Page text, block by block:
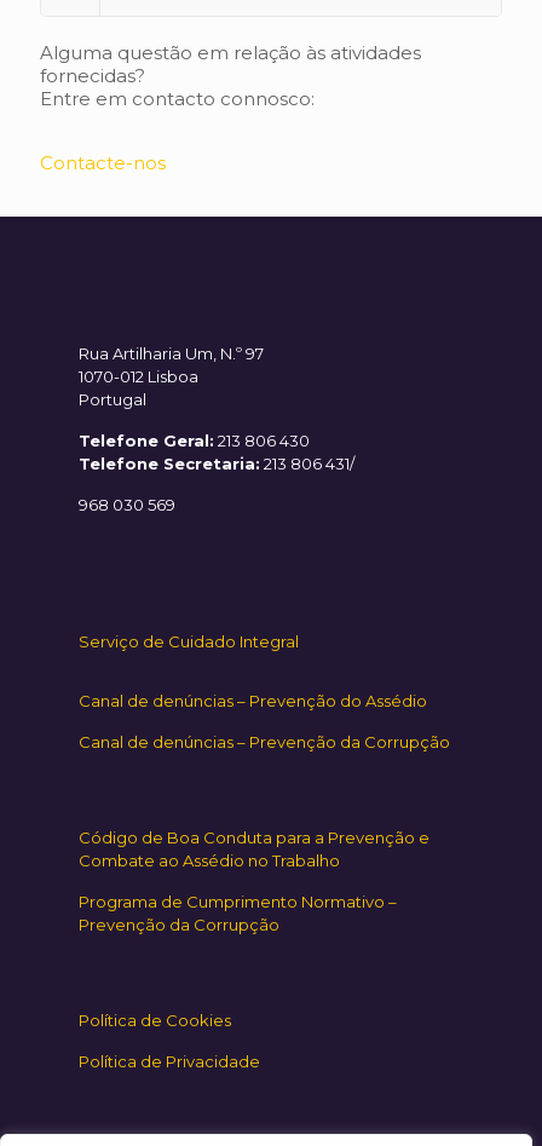
Alguma questão em relação às atividades
fornecidas?
Entre em contacto connosco:
Contacte-nos
Rua Artilharia Um, N.º 97
1070-012 Lisboa
Portugal
Telefone Geral: 213 806 430
Telefone Secretaria: 213 806 431/
968 030 569
Serviço de Cuidado Integral
Canal de denúncias – Prevenção do Assédio
Canal de denúncias – Prevenção da Corrupção
Código de Boa Conduta para a Prevenção e
Combate ao Assédio no Trabalho
Programa de Cumprimento Normativo –
Prevenção da Corrupção
Política de Cookies
Política de Privacidade